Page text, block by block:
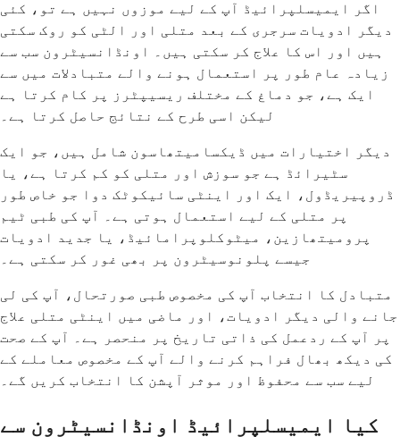
اگر ایمیسلپرائیڈ آپ کے لیے موزوں نہیں ہے تو، کئی
دیگر ادویات سرجری کے بعد متلی اور الٹی کو روک سکتی
ہیں اور اس کا علاج کر سکتی ہیں۔ اونڈانسیٹرون سب سے
زیادہ عام طور پر استعمال ہونے والے متبادلات میں سے
ایک ہے، جو دماغ کے مختلف ریسیپٹرز پر کام کرتا ہے
لیکن اسی طرح کے نتائج حاصل کرتا ہے۔
دیگر اختیارات میں ڈیکسامیتھاسون شامل ہیں، جو ایک
سٹیرائڈ ہے جو سوزش اور متلی کو کم کرتا ہے، یا
ڈروپیریڈول، ایک اور اینٹی سائیکوٹک دوا جو خاص طور
پر متلی کے لیے استعمال ہوتی ہے۔ آپ کی طبی ٹیم
پرومیتھازین، میٹوکلوپرامائیڈ، یا جدید ادویات
جیسے پلونوسیٹرون پر بھی غور کر سکتی ہے۔
متبادل کا انتخاب آپ کی مخصوص طبی صورتحال، آپ کی لی
جانے والی دیگر ادویات، اور ماضی میں اینٹی متلی علاج
پر آپ کے ردعمل کی ذاتی تاریخ پر منحصر ہے۔ آپ کے صحت
کی دیکھ بھال فراہم کرنے والے آپ کے مخصوص معاملے کے
لیے سب سے محفوظ اور موثر آپشن کا انتخاب کریں گے۔
کیا ایمیسلپرائیڈ اونڈانسیٹرون سے